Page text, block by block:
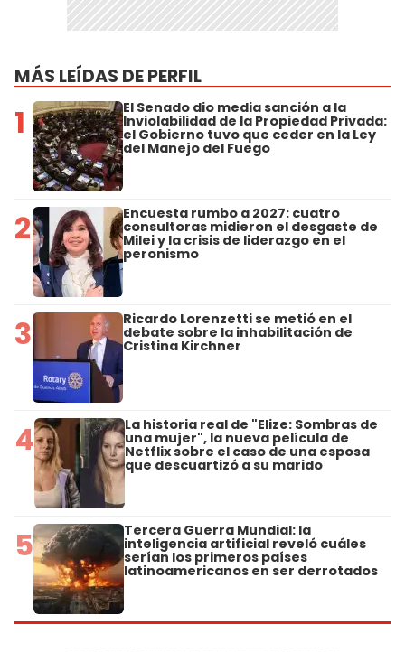
MÁS LEÍDAS DE PERFIL
1 El Senado dio media sanción a la
Inviolabilidad de la Propiedad Privada:
el Gobierno tuvo que ceder en la Ley
del Manejo del Fuego
2 Encuesta rumbo a 2027: cuatro
consultoras midieron el desgaste de
Milei y la crisis de liderazgo en el
peronismo
3 Ricardo Lorenzetti se metió en el
debate sobre la inhabilitación de
Cristina Kirchner
4 La historia real de "Elize: Sombras de
una mujer", la nueva película de
Netflix sobre el caso de una esposa
que descuartizó a su marido
5 Tercera Guerra Mundial: la
inteligencia artificial reveló cuáles
serían los primeros países
latinoamericanos en ser derrotados